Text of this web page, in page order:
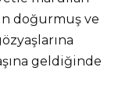
doğurmuş ve
geldiğinde